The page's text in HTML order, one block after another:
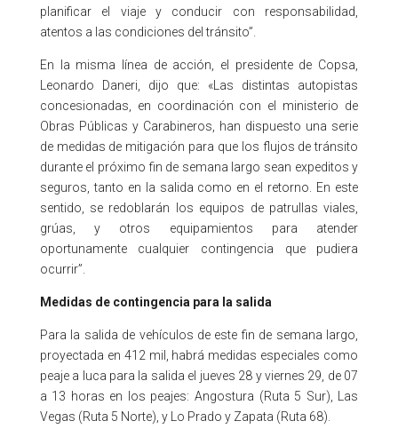
planificar el viaje y conducir con responsabilidad,
atentos a las condiciones del tránsito”.
En la misma línea de acción, el presidente de Copsa,
Leonardo Daneri, dijo que: «Las distintas autopistas
concesionadas, en coordinación con el ministerio de
Obras Públicas y Carabineros, han dispuesto una serie
de medidas de mitigación para que los flujos de tránsito
durante el próximo fin de semana largo sean expeditos y
seguros, tanto en la salida como en el retorno. En este
sentido, se redoblarán los equipos de patrullas viales,
grúas, y otros equipamientos para atender
oportunamente cualquier contingencia que pudiera
ocurrir”.
Medidas de contingencia para la salida
Para la salida de vehículos de este fin de semana largo,
proyectada en 412 mil, habrá medidas especiales como
peaje a luca para la salida el jueves 28 y viernes 29, de 07
a 13 horas en los peajes: Angostura (Ruta 5 Sur), Las
Vegas (Ruta 5 Norte), y Lo Prado y Zapata (Ruta 68).